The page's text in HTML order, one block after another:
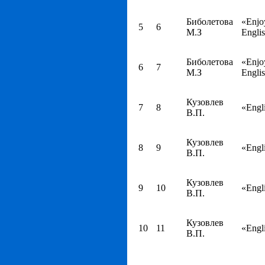
5 6
Биболетова
М.З
6 7
Биболетова
М.З
7 8
Кузовлев
В.П.
8 9
Кузовлев
В.П.
9 10
Кузовлев
В.П.
10 11
Кузовлев
В.П.